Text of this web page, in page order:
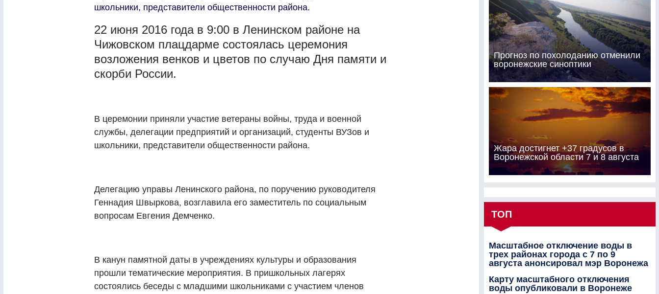
школьники, представители общественности района.
22 июня 2016 года в 9:00 в Ленинском районе на
Чижовском плацдарме состоялась церемония
возложения венков и цветов по случаю Дня памяти и
скорби России.
В церемонии приняли участие ветераны войны, труда и военной
службы, делегации предприятий и организаций, студенты ВУЗов и
школьники, представители общественности района.
Делегацию управы Ленинского района, по поручению руководителя
Геннадия Швыркова, возглавила его заместитель по социальным
вопросам Евгения Демченко.
В канун памятной даты в учреждениях культуры и образования
прошли тематические мероприятия. В пришкольных лагерях
состоялись беседы с младшими школьниками с участием членов
Прогноз по похолоданию отменили
воронежские синоптики
Жара достигнет +37 градусов в
Воронежской области 7 и 8 августа
ТОП
Масштабное отключение воды в
трех районах города с 7 по 9
августа анонсировал мэр Воронежа
Карту масштабного отключения
воды опубликовали в Воронеже